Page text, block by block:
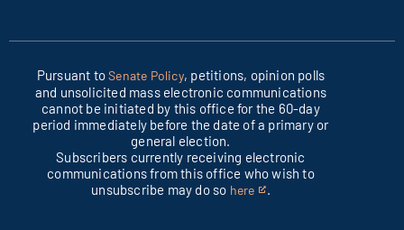
Pursuant toSenate Policy, petitions, opinion polls
and unsolicited mass electronic communications
cannot be initiated by this office for the 60-day
period immediately before the date of a primary or
general election.
Subscribers currently receiving electronic
communications from this office who wish to
unsubscribe may do so here
This
.